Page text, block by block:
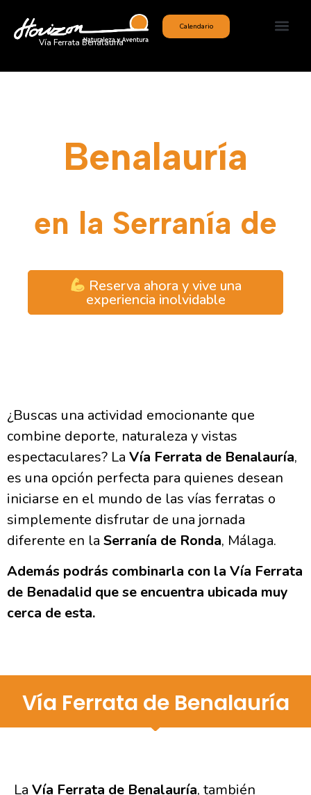
Vía Ferrata Benalauría
Calendario
Benalauría
en la Serranía de
Reserva ahora y vive una
experiencia inolvidable
¿Buscas una actividad emocionante que
combine deporte, naturaleza y vistas
espectaculares? La Vía Ferrata de Benalauría,
es una opción perfecta para quienes desean
iniciarse en el mundo de las vías ferratas o
simplemente disfrutar de una jornada
diferente en la Serranía de Ronda, Málaga.
Además podrás combinarla con la Vía Ferrata
de Benadalid que se encuentra ubicada muy
cerca de esta.
Vía Ferrata de Benalauría
La Vía Ferrata de Benalauría, también